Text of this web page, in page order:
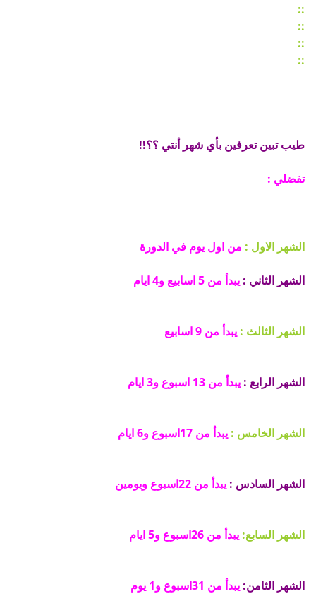
::
::
::
::
طيب تبين تعرفين بأي شهر أنتي ؟؟!!
تفضلي :
الشهر الاول : من اول يوم في الدورة
الشهر الثاني : يبدأ من 5 اسابيع و4 ايام
الشهر الثالث : يبدأ من 9 اسابيع
الشهر الرابع : يبدأ من 13 اسبوع و3 ايام
الشهر الخامس : يبدأ من 17اسبوع و6 ايام
الشهر السادس : يبدأ من 22اسبوع ويومين
الشهر السابع: يبدأ من 26اسبوع و5 ايام
الشهر الثامن: يبدأ من 31اسبوع و1 يوم